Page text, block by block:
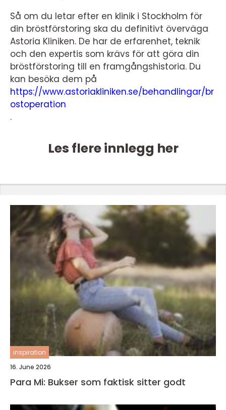
Så om du letar efter en klinik i Stockholm för
din bröstförstoring ska du definitivt överväga
Astoria Kliniken. De har de erfarenhet, teknik
och den expertis som krävs för att göra din
bröstförstoring till en framgångshistoria. Du
kan besöka dem på
https://www.astoriakliniken.se/behandlingar/br
ostoperation
.
Les flere innlegg her
inspiration
16. June 2026
Para Mi: Bukser som faktisk sitter godt